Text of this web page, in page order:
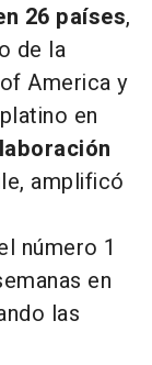
26 países,
de la
America y
en
amplificó
número 1
en
las